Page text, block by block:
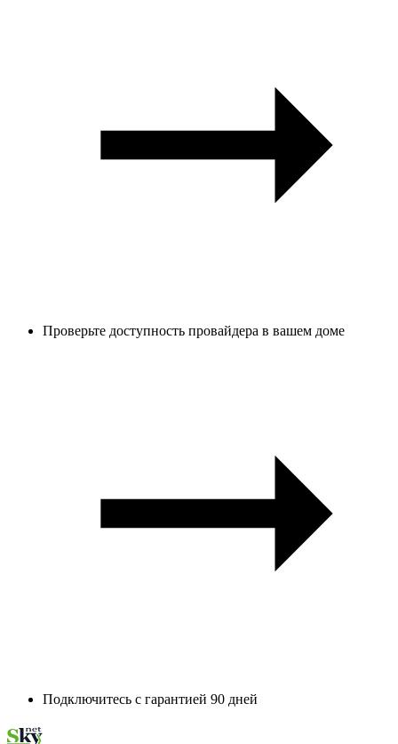
Проверьте доступность провайдера в вашем доме
Подключитесь с гарантией 90 дней